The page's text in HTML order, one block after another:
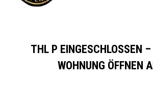
THL P EINGESCHLOSSEN
WOHNUNG ÖFFNEN